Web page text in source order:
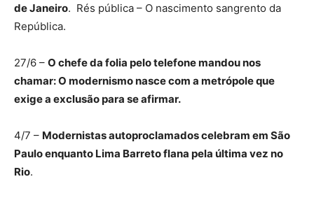
de Janeiro. Rés pública – O nascimento sangrento da
República.
27/6 – O chefe da folia pelo telefone mandou nos
chamar: O modernismo nasce com a metrópole que
exige a exclusão para se afirmar.
4/7 – Modernistas autoproclamados celebram em São
Paulo enquanto Lima Barreto flana pela última vez no
Rio.